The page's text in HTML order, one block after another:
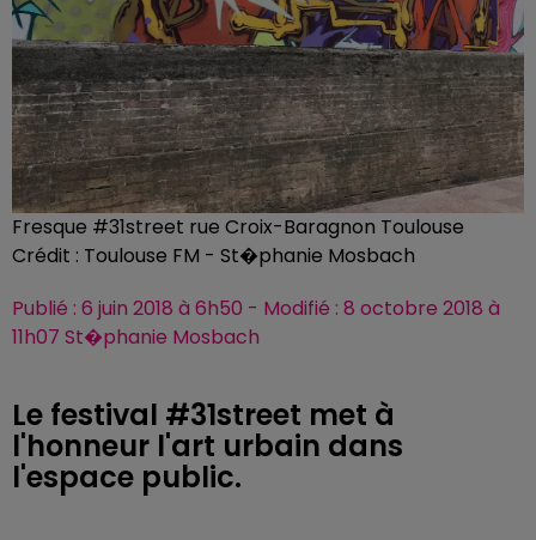
Fresque #31street rue Croix-Baragnon Toulouse
Crédit : Toulouse FM - St�phanie Mosbach
Publié : 6 juin 2018 à 6h50 - Modifié : 8 octobre 2018 à
11h07 St�phanie Mosbach
Le festival #31street met à
l'honneur l'art urbain dans
l'espace public.